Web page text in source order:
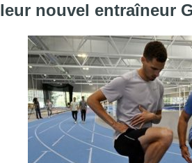
leur nouvel entraîneur